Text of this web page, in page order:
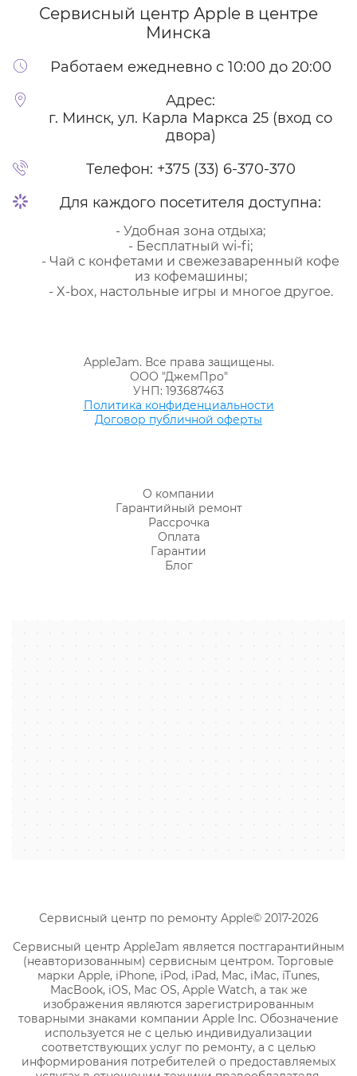
Сервисный центр Apple в центре
Минска
Работаем ежедневно с 10:00 до 20:00
Адрес:
г. Минск, ул. Карла Маркса 25 (вход со
двора)
Телефон: +375 (33) 6-370-370
Для каждого посетителя доступна:
- Удобная зона отдыха;
- Бесплатный wi-fi;
- Чай с конфетами и свежезаваренный кофе
из кофемашины;
- X-box, настольные игры и многое другое.
AppleJam. Все права защищены.
ООО "ДжемПро"
УНП: 193687463
Политика конфиденциальности
Договор публичной оферты
О компании
Гарантийный ремонт
Рассрочка
Оплата
Гарантии
Блог
Сервисный центр по ремонту Apple© 2017-2026
Сервисный центр AppleJam является постгарантийным
(неавторизованным) сервисным центром. Торговые
марки Apple, iPhone, iPod, iPad, Mac, iMac, iTunes,
MacBook, iOS, Mac OS, Apple Watch, а так же
изображения являются зарегистрированным
товарными знаками компании Apple Inc. Обозначение
используется не с целью индивидуализации
соответствующих услуг по ремонту, а с целью
информирования потребителей о предоставляемых